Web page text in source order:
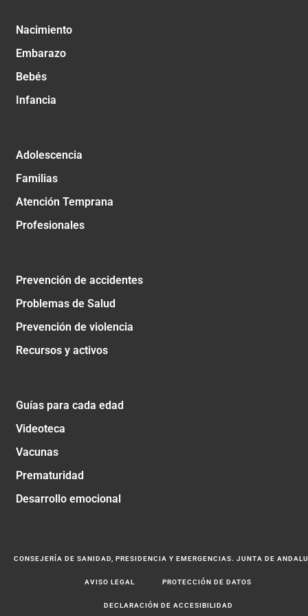
Nacimiento
Embarazo
Bebés
Infancia
Adolescencia
Familias
Atención Temprana
Profesionales
Prevención de accidentes
Problemas de Salud
Prevención de violencia
Recursos y activos
Guías para cada edad
Videoteca
Vacunas
Prematuridad
Desarrollo emocional
CONSEJERÍA DE SANIDAD, PRESIDENCIA Y EMERGENCIAS. JUNTA DE
AVISO LEGAL PROTECCIÓN DE DATOS
DECLARACIÓN DE ACCESIBILIDAD